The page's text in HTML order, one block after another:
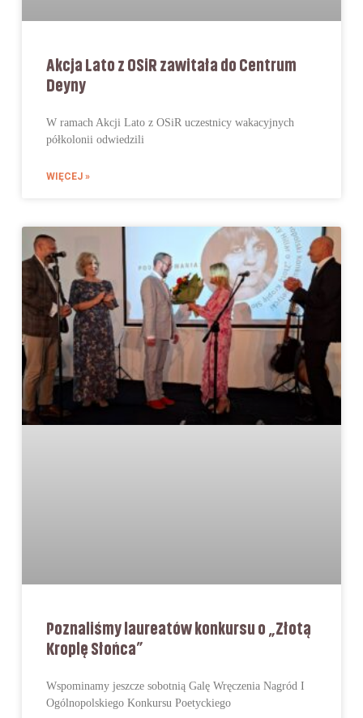
Akcja Lato z OSiR zawitała do Centrum
Deyny
W ramach Akcji Lato z OSiR uczestnicy wakacyjnych
półkolonii odwiedzili
WIĘCEJ »
Poznaliśmy laureatów konkursu o „Złotą
Kroplę Słońca”
Wspominamy jeszcze sobotnią Galę Wręczenia Nagród I
Ogólnopolskiego Konkursu Poetyckiego